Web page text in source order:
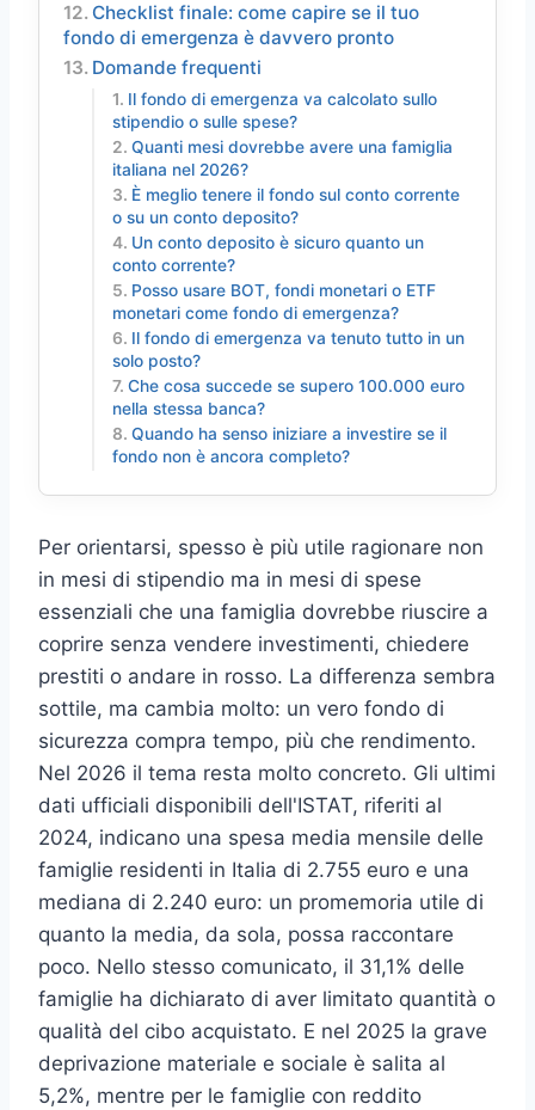
Checklist finale: come capire se il tuo
fondo di emergenza è davvero pronto
Domande frequenti
Il fondo di emergenza va calcolato sullo
stipendio o sulle spese?
Quanti mesi dovrebbe avere una famiglia
italiana nel 2026?
È meglio tenere il fondo sul conto corrente
o su un conto deposito?
Un conto deposito è sicuro quanto un
conto corrente?
Posso usare BOT, fondi monetari o ETF
monetari come fondo di emergenza?
Il fondo di emergenza va tenuto tutto in un
solo posto?
Che cosa succede se supero 100.000 euro
nella stessa banca?
Quando ha senso iniziare a investire se il
fondo non è ancora completo?
Per orientarsi, spesso è più utile ragionare non
in mesi di stipendio ma in mesi di spese
essenziali che una famiglia dovrebbe riuscire a
coprire senza vendere investimenti, chiedere
prestiti o andare in rosso. La differenza sembra
sottile, ma cambia molto: un vero fondo di
sicurezza compra tempo, più che rendimento.
Nel 2026 il tema resta molto concreto. Gli ultimi
dati ufficiali disponibili dell'ISTAT, riferiti al
2024, indicano una spesa media mensile delle
famiglie residenti in Italia di 2.755 euro e una
mediana di 2.240 euro: un promemoria utile di
quanto la media, da sola, possa raccontare
poco. Nello stesso comunicato, il 31,1% delle
famiglie ha dichiarato di aver limitato quantità o
qualità del cibo acquistato. E nel 2025 la grave
deprivazione materiale e sociale è salita al
5,2%, mentre per le famiglie con reddito